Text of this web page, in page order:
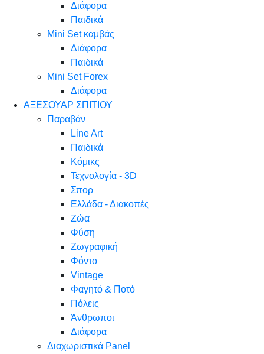
Διάφορα
Παιδικά
Mini Set καμβάς
Διάφορα
Παιδικά
Mini Set Forex
Διάφορα
ΑΞΕΣΟΥΑΡ ΣΠΙΤΙΟΥ
Παραβάν
Line Art
Παιδικά
Κόμικς
Τεχνολογία - 3D
Σπορ
Ελλάδα - Διακοπές
Ζώα
Φύση
Ζωγραφική
Φόντο
Vintage
Φαγητό & Ποτό
Πόλεις
Άνθρωποι
Διάφορα
Διαχωριστικά Panel